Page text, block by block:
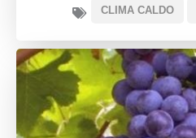
CLIMA CALDO